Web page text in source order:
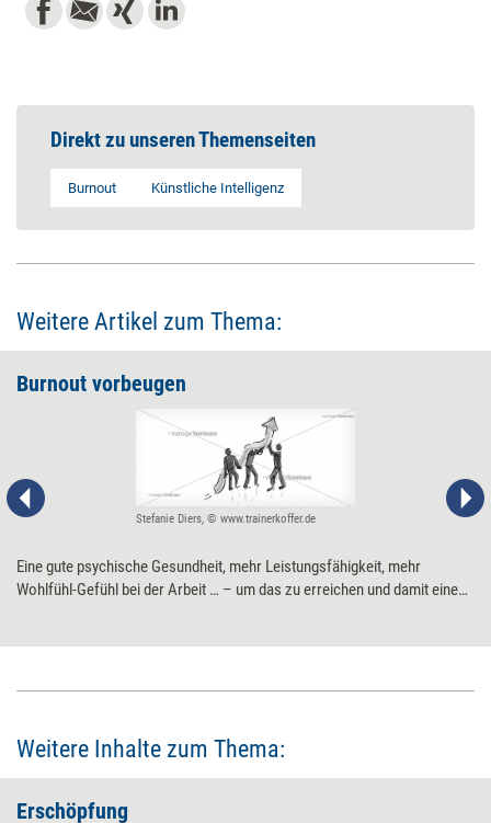
Direkt zu unseren Themenseiten
Burnout Künstliche Intelligenz
Weitere Artikel zum Thema:
Burnout vorbeugen
Stefanie Diers, © www.trainerkoffer.de
Eine gute psychische Gesundheit, mehr Leistungsfähigkeit, mehr
Wohlfühl-Gefühl bei der Arbeit … – um das zu erreichen und damit einem
Weitere Inhalte zum Thema:
Erschöpfung